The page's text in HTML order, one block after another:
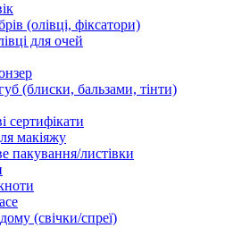
(олівці, фіксатори)
для очей
(блиски, бальзами, тінти)
сертифікати
макіяжу
пакування/листівки
(свічки/спреї)